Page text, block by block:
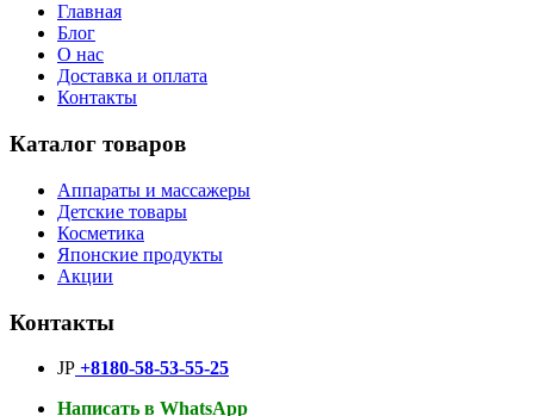
Главная
Блог
О нас
Доставка и оплата
Контакты
Каталог товаров
Аппараты и массажеры
Детские товары
Косметика
Японские продукты
Акции
Контакты
JP +8180-58-53-55-25
Написать в WhatsApp